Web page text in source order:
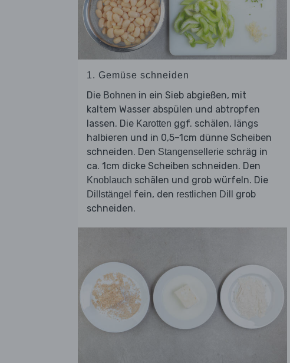
1. Gemüse schneiden
Die Bohnen in ein Sieb abgießen, mit
kaltem Wasser abspülen und abtropfen
lassen. Die Karotten ggf. schälen, längs
halbieren und in 0,5–1cm dünne Scheiben
schneiden. Den Stangensellerie schräg in
ca. 1cm dicke Scheiben schneiden. Den
Knoblauch schälen und grob würfeln. Die
Dillstängel fein, den restlichen Dill
grob
schneiden.